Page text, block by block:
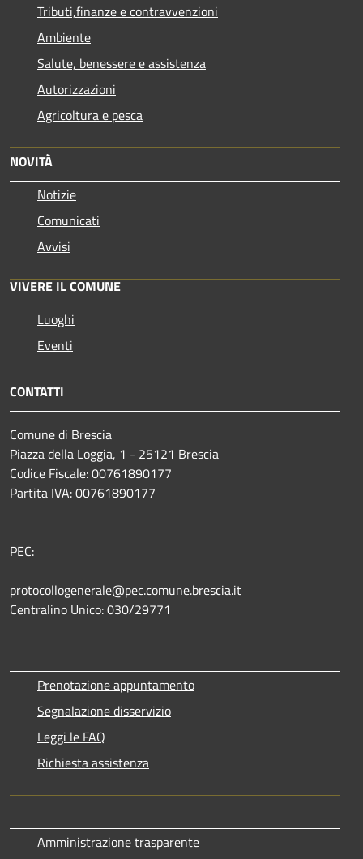
Tributi,finanze e contravvenzioni
Ambiente
Salute, benessere e assistenza
Autorizzazioni
Agricoltura e pesca
NOVITÀ
Notizie
Comunicati
Avvisi
VIVERE IL COMUNE
Luoghi
Eventi
CONTATTI
Comune di Brescia
Piazza della Loggia, 1 - 25121 Brescia
Codice Fiscale: 00761890177
Partita IVA: 00761890177
PEC:
protocollogenerale@pec.comune.brescia.it
Centralino Unico: 030/29771
Prenotazione appuntamento
Segnalazione disservizio
Leggi le FAQ
Richiesta assistenza
Amministrazione trasparente